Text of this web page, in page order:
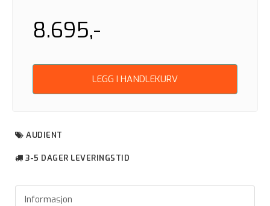
8.695,-
LEGG I HANDLEKURV
AUDIENT
3-5 DAGER LEVERINGSTID
Informasjon